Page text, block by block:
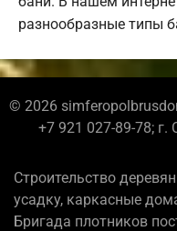
разнообразные типы
© 2026
+7 921 027-89-78;
Строительство
усадку, каркасные
Бригада плотников